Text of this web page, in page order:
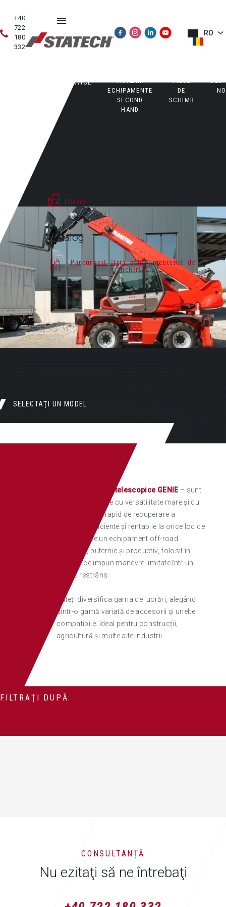
+40
722
180
332
RO
SERVICE
VÂNZĂRI
ECHIPAMENTE
SECOND
HAND
PIESE
DE
SCHIMB
SELECTAŢI UN MODEL
Diesel
Catalog
Parcurgeți lista echipamentelor de
închiriat
Manipulatoarele telescopice GENIE – sunt
mașini complexe cu versatilitate mare și cu
un randament rapid de recuperare a
investiției. Eficiente și rentabile la orice loc de
muncă, este un echipament off-road
compact, puternic și productiv, folosit în
condiții ce impun manevre limitate într-un
spațiu restrâns.
Puteți diversifica gama de lucrări, alegând
dintr-o gamă variată de accesorii și unelte
compatibile. Ideal pentru construcții,
agricultură și multe alte industrii.
FILTRAŢI DUPĂ:
CONSULTANȚĂ
Nu ezitaţi să ne întrebaţi